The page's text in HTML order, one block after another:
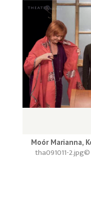
Moór Marianna,
©
tha091011-2.jpg